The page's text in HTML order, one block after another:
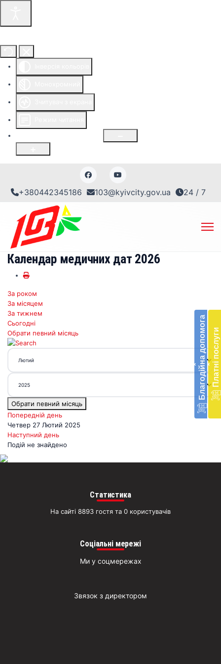
+380442345186 103@kyivcity.gov.ua 24 / 7
‹ Благодійна допомогав
‹ Платні послуги
Календар медичних дат 2026
За роком
За місяцем
За тижнем
Сьогодні
Обрати певний місяць
Обрати певний місяць
Попередній день
Четвер 27 Лютий 2025
Наступний день
Подій не знайдено
Статистика
На сайті 8893 гостя та 0 користувачів
Соціальні мережі
Ми у соцмережах
Звязок з директором